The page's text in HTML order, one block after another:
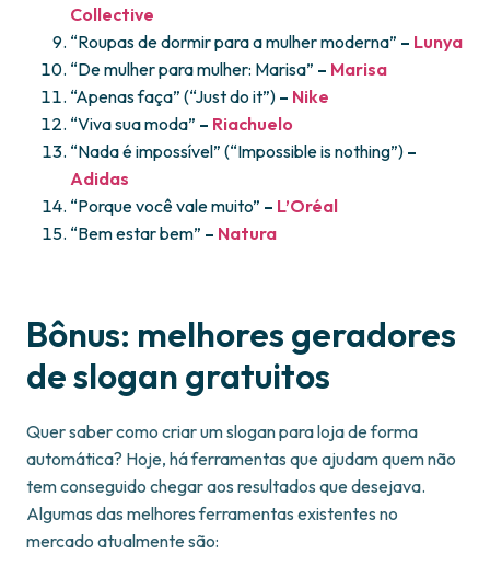
Collective
“Roupas de dormir para a mulher moderna” – Lunya
“De mulher para mulher: Marisa” – Marisa
“Apenas faça” (“Just do it”) – Nike
“Viva sua moda” – Riachuelo
“Nada é impossível” (“Impossible is nothing”) –
Adidas
“Porque você vale muito” – L’Oréal
“Bem estar bem” – Natura
Bônus: melhores geradores
de slogan gratuitos
Quer saber como criar um slogan para loja de forma
automática? Hoje, há ferramentas que ajudam quem não
tem conseguido chegar aos resultados que desejava.
Algumas das melhores ferramentas existentes no
mercado atualmente são: